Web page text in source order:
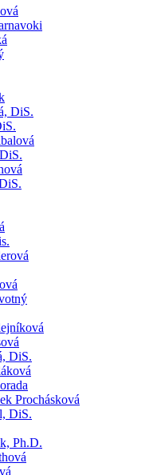
DiS.
DiS.
Prochásková
DiS.
Ph.D.